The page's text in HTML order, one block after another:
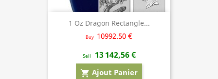
1 Oz Dragon Rectangle...
Buy 10992.50 €
Sell 13 142,56 €
shopping_cart Ajout Panier